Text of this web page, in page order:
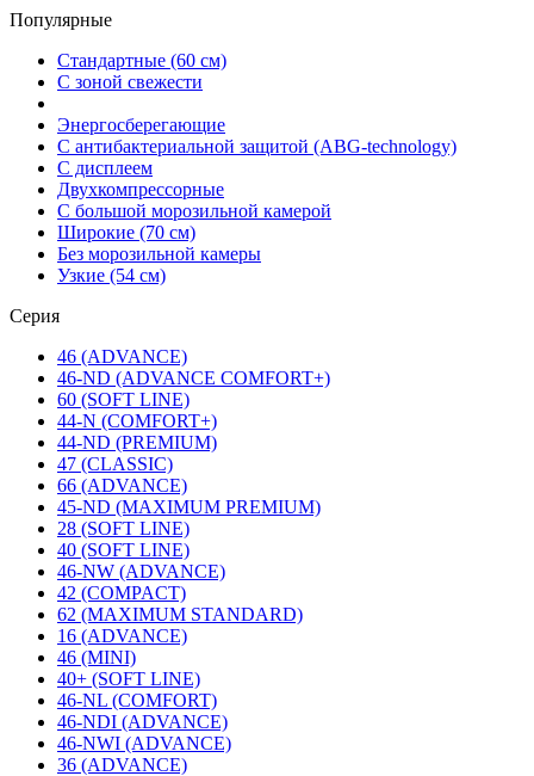
Популярные
Стандартные (60 см)
С зоной свежести
Энергосберегающие
С антибактериальной защитой (ABG-technology)
С дисплеем
Двухкомпрессорные
С большой морозильной камерой
Широкие (70 см)
Без морозильной камеры
Узкие (54 см)
Серия
46 (ADVANCE)
46-ND (ADVANCE COMFORT+)
60 (SOFT LINE)
44-N (COMFORT+)
44-ND (PREMIUM)
47 (CLASSIC)
66 (ADVANCE)
45-ND (MAXIMUM PREMIUM)
28 (SOFT LINE)
40 (SOFT LINE)
46-NW (ADVANCE)
42 (COMPACT)
62 (MAXIMUM STANDARD)
16 (ADVANCE)
46 (MINI)
40+ (SOFT LINE)
46-NL (COMFORT)
46-NDI (ADVANCE)
46-NWI (ADVANCE)
36 (ADVANCE)